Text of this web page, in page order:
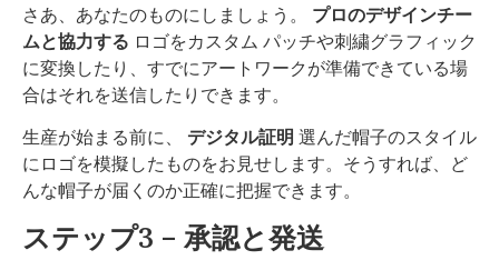
さあ、あなたのものにしましょう。 プロのデザインチー
ムと協力する ロゴをカスタム パッチや刺繍グラフィック
に変換したり、すでにアートワークが準備できている場
合はそれを送信したりできます。
生産が始まる前に、 デジタル証明 選んだ帽子のスタイル
にロゴを模擬したものをお見せします。そうすれば、ど
んな帽子が届くのか正確に把握できます。
ステップ3 – 承認と発送